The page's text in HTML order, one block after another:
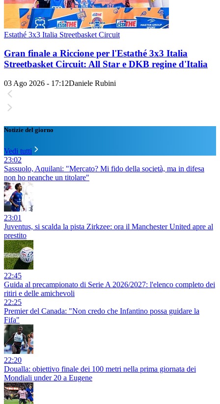
Estathé 3x3 Italia Streetbasket Circuit
Gran finale a Riccione per l'Estathé 3x3 Italia
Streetbasket Circuit: All Star e DKB regine d'Italia
03 Ago 2026 - 17:12Daniele Rubini
Notizie del giorno
Vedi tutti
23:02
Sassuolo, Aquilani: "Mercato? Mi fido della società, ma in difesa
non ho neanche un titolare"
23:01
Juventus, si scalda la pista Zirkzee: ora il Manchester United apre al
prestito
22:45
Guida al precampionato di Serie A 2026/2027: l'elenco completo dei
ritiri e delle amichevoli
22:25
Premier del Canada: "Non credo che Infantino possa guidare la
Fifa"
22:20
Doualla: obiettivo finale dei 100 metri nella prima giornata dei
Mondiali under 20 a Eugene